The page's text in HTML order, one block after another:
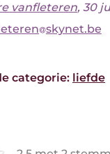
vanfleteren, 30
skynet.be
categorie: liefde